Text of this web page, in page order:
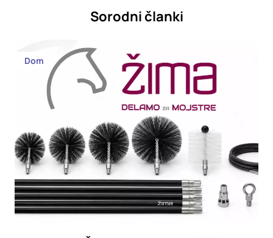
Sorodni članki
Dom